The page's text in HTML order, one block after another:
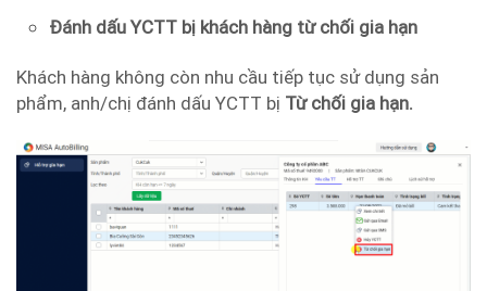
Đánh dấu YCTT bị khách hàng từ chối gia hạn
Khách hàng không còn nhu cầu tiếp tục sử dụng sản
phẩm, anh/chị đánh dấu YCTT bị Từ chối gia hạn.